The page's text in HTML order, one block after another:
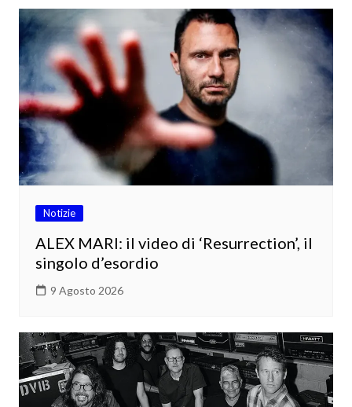
Notizie
ALEX MARI: il video di ‘Resurrection’, il
singolo d’esordio
9 Agosto 2026